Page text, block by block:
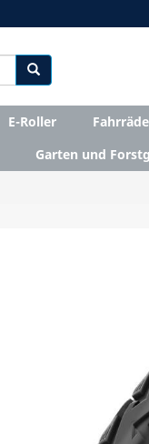
E-Roller
Garten und